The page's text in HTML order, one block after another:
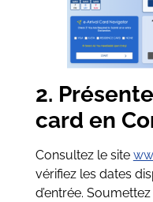
2.
card en
Consultez le site
vérifiez les dates
d’entrée.